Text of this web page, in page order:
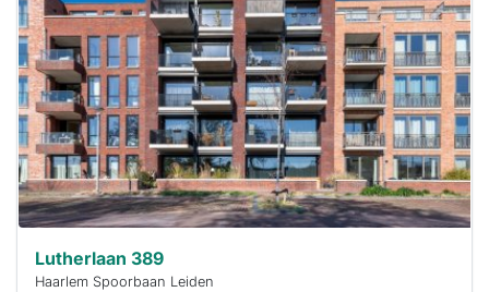
al verhuurd
Om kans te
maken moet je
binnen 15
minuten
reageren.
Stekkies helpt
je hierbij!
Lutherlaan 389
Haarlem Spoorbaan Leiden